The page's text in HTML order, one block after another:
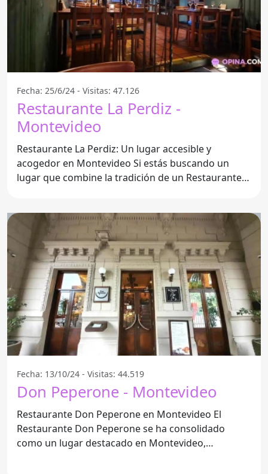
Fecha: 25/6/24 - Visitas: 47.126
Restaurante La Perdiz -
Montevideo
Restaurante La Perdiz: Un lugar accesible y
acogedor en Montevideo Si estás buscando un
lugar que combine la tradición de un Restaurante
Fecha: 13/10/24 - Visitas: 44.519
Don Peperone - Montevideo
Restaurante Don Peperone en Montevideo El
Restaurante Don Peperone se ha consolidado
como un lugar destacado en Montevideo,